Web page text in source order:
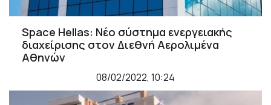
Space Hellas: Νέο σύστημα ενεργειακής
διαχείρισης στον Διεθνή Αερολιμένα
Αθηνών
08/02/2022, 10:24